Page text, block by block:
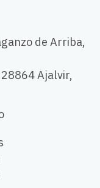
de Arriba,
Ajalvir,